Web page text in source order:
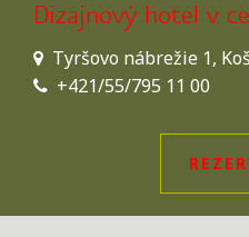
Dizajnový hotel v
Tyršovo nábrežie 1,
+421/55/795 11 00